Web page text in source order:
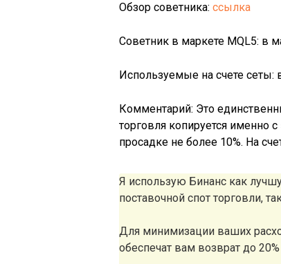
Обзор советника: ссылка
Советник в маркете MQL5: в
Используемые на счете сеты:
Комментарий: Это
торговля копируется именно
просадке не более 10%. На
Я использую Бинанс как
поставочной спот торговли,
Для минимизации ваших
обеспечат вам возврат до